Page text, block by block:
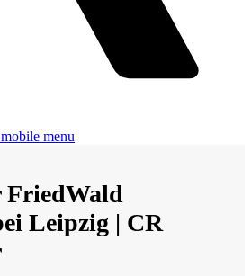
menu
FriedWald
Leipzig | CR